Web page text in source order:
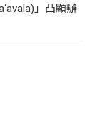
」凸顯辦